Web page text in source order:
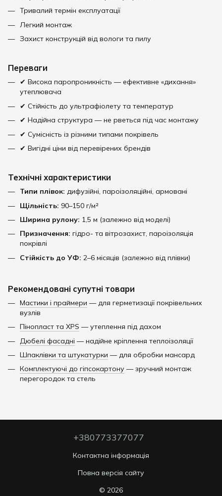
Тривалий термін експлуатації
Легкий монтаж
Захист конструкцій від вологи та пилу
Переваги
✔ Висока паропроникність — ефективне «дихання»
утеплювача
✔ Стійкість до ультрафіолету та температур
✔ Надійна структура — не рветься під час монтажу
✔ Сумісність із різними типами покрівель
✔ Вигідні ціни від перевірених брендів
Технічні характеристики
Типи плівок: дифузійні, пароізоляційні, армовані
Щільність: 90–150 г/м²
Ширина рулону: 1,5 м (залежно від моделі)
Призначення: гідро- та вітрозахист, пароізоляція
покрівлі
Стійкість до УФ: 2–6 місяців (залежно від плівки)
Рекомендовані супутні товари
Мастики і праймери — для герметизації покрівельних
вузлів
Пінопласт та XPS — утеплення під дахом
Дюбелі фасадні — надійне кріплення теплоізоляції
Шпаклівки та штукатурки — для обробки мансард
Комплектуючі до гіпсокартону — зручний монтаж
перегородок та стель
+380773377077
Контактна інформація
Повна версія сайту
© 2026